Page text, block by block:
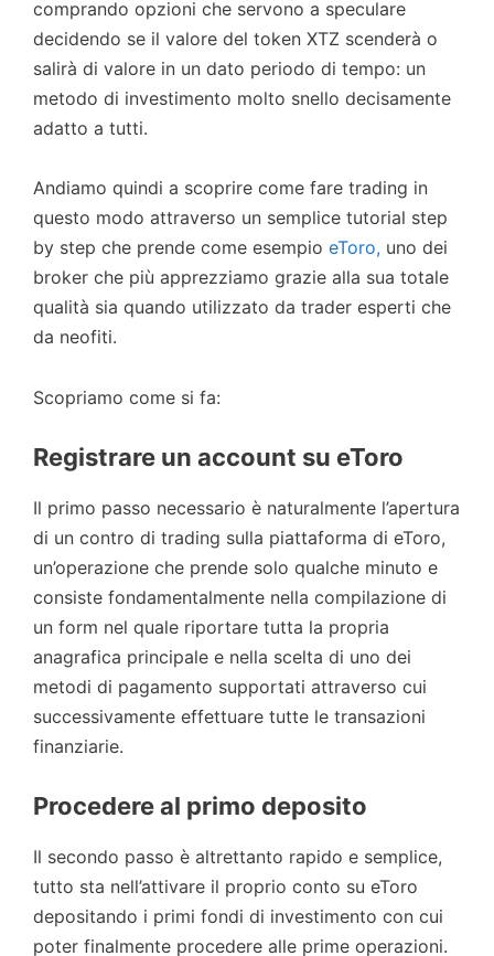
comprando opzioni che servono a speculare
decidendo se il valore del token XTZ scenderà o
salirà di valore in un dato periodo di tempo: un
metodo di investimento molto snello decisamente
adatto a tutti.
Andiamo quindi a scoprire come fare trading in
questo modo attraverso un semplice tutorial step
by step che prende come esempio eToro, uno dei
broker che più apprezziamo grazie alla sua totale
qualità sia quando utilizzato da trader esperti che
da neofiti.
Scopriamo come si fa:
Registrare un account su eToro
Il primo passo necessario è naturalmente l’apertura
di un contro di trading sulla piattaforma di eToro,
un’operazione che prende solo qualche minuto e
consiste fondamentalmente nella compilazione di
un form nel quale riportare tutta la propria
anagrafica principale e nella scelta di uno dei
metodi di pagamento supportati attraverso cui
successivamente effettuare tutte le transazioni
finanziarie.
Procedere al primo deposito
Il secondo passo è altrettanto rapido e semplice,
tutto sta nell’attivare il proprio conto su eToro
depositando i primi fondi di investimento con cui
poter finalmente procedere alle prime operazioni.